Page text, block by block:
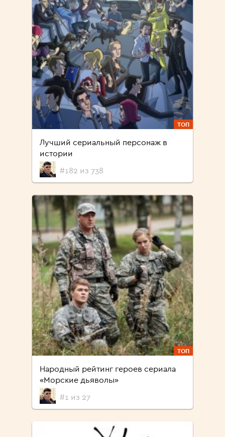
ТОП
Лучший сериальный персонаж в
истории
#182 из 738
ТОП
Народный рейтинг героев сериала
«Морские дьяволы»
#1 из 27